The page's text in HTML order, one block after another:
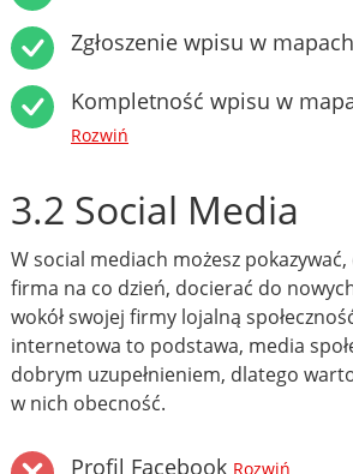
Zgłoszenie wpisu w
Kompletność wpisu w
Rozwiń
3.2 Social Media
W social mediach możesz pokazywać,
firma na co dzień, docierać do
wokół swojej firmy lojalną
internetowa to podstawa, media
dobrym uzupełnieniem, dlatego
w nich obecność.
Profil Facebook